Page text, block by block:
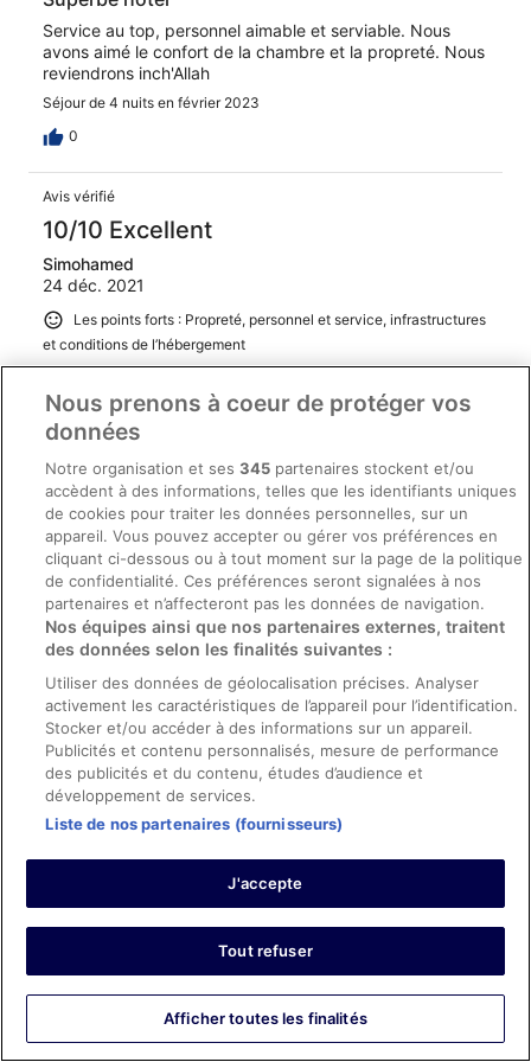
Service au top, personnel aimable et serviable. Nous
avons aimé le confort de la chambre et la propreté. Nous
reviendrons inch'Allah
Séjour de 4 nuits en février 2023
0
Avis vérifié
10/10 Excellent
Simohamed
24 déc. 2021
Les points forts : Propreté, personnel et service, infrastructures
et conditions de l’hébergement
Rien a dire Bon travail
Séjour de 1 nuit en décembre 2021
0
Avis vérifié
10/10 Excellent
Louise
3 nov. 2021
Les points forts : Propreté, personnel et service, infrastructures
et conditions de l’hébergement et confort de la chambre
Je recommande vivement !
Hôtel très récent aux services et structures impeccables,
très bien situé, au pied de la lagune avec petite plage et
transats au bord de l'eau, Mireille la directrice de
l'établissement toujours aux petits soins et le personnel
très agréable et répondant à toutes nos attentes. La
possibilité d'organiser des activités, la location de voiture
directement sur place est vraiment un plus.
Afficher plus
2/10 Horrible
Nous prenons à coeur de protéger vos
données
Notre organisation et ses345 partenaires stockent et/ou
accèdent à des informations, telles que les identifiants uniques
de cookies pour traiter les données personnelles, sur un
appareil. Vous pouvez accepter ou gérer vos préférences en
cliquant ci-dessous ou à tout moment sur la page de la politique
de confidentialité. Ces préférences seront signalées à nos
partenaires et n’affecteront pas les données de navigation.
Nos équipes ainsi que nos partenaires externes, traitent
des données selon les finalités suivantes :
Utiliser des données de géolocalisation précises. Analyser
activement les caractéristiques de l’appareil pour l’identification.
Stocker et/ou accéder à des informations sur un appareil.
Publicités et contenu personnalisés, mesure de performance
des publicités et du contenu, études d’audience et
développement de services.
Liste de nos partenaires (fournisseurs)
J'accepte
Tout refuser
Afficher toutes les finalités